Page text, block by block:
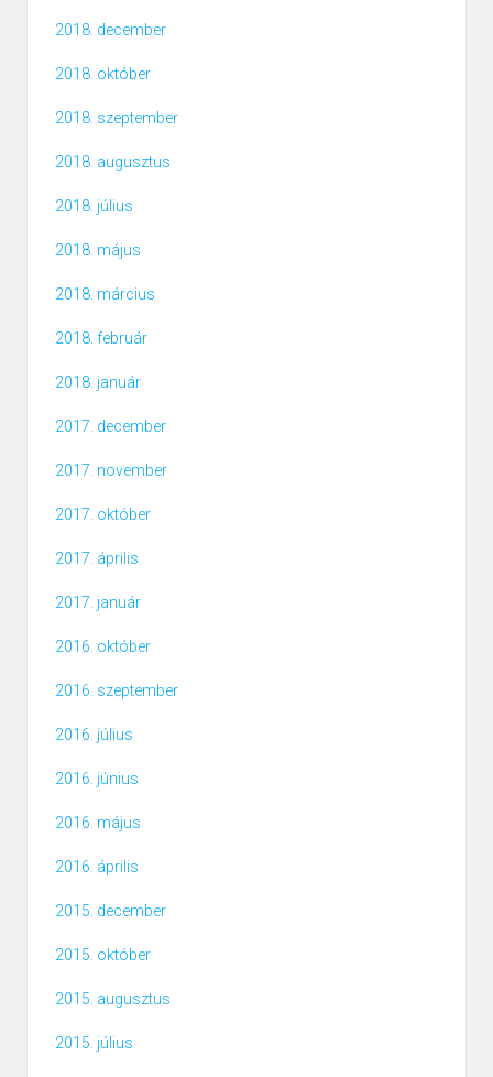
2018. december
2018. október
2018. szeptember
2018. augusztus
2018. július
2018. május
2018. március
2018. február
2018. január
2017. december
2017. november
2017. október
2017. április
2017. január
2016. október
2016. szeptember
2016. július
2016. június
2016. május
2016. április
2015. december
2015. október
2015. augusztus
2015. július